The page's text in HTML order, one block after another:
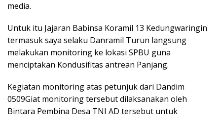
media.
Untuk itu Jajaran Babinsa Koramil 13 Kedungwaringin
termasuk saya selaku Danramil Turun langsung
melakukan monitoring ke lokasi SPBU guna
menciptakan Kondusifitas antrean Panjang.
Kegiatan monitoring atas petunjuk dari Dandim
0509Giat monitoring tersebut dilaksanakan oleh
Bintara Pembina Desa TNI AD tersebut untuk